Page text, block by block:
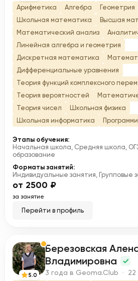
Арифметика Алгебра
Геометрия
Школьная математика
Высшая
Математический анализ
Линейная алгебра и геометрия
Дискретная математика
Дифференциальные уравнения
Теория функций комплексного
Теория вероятностей
Теория чисел
Школьная физика
Школьная информатика
Этапы обучения:
Начальная школа, Средняя школа,
образование
Форматы занятий:
Индивидуальные занятия, Групповые
от 2500 ₽
за занятие
Перейти в профиль
Б
5.0
Березовская
Владимировна
3 года в Geoma.Club · 22